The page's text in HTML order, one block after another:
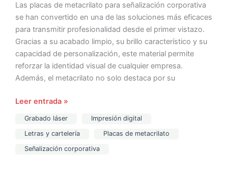
Las placas de metacrilato para señalización corporativa
se han convertido en una de las soluciones más eficaces
para transmitir profesionalidad desde el primer vistazo.
Gracias a su acabado limpio, su brillo característico y su
capacidad de personalización, este material permite
reforzar la identidad visual de cualquier empresa.
Además, el metacrilato no solo destaca por su
Leer entrada »
Grabado láser
Impresión digital
Letras y cartelería
Placas de metacrilato
Señalización corporativa